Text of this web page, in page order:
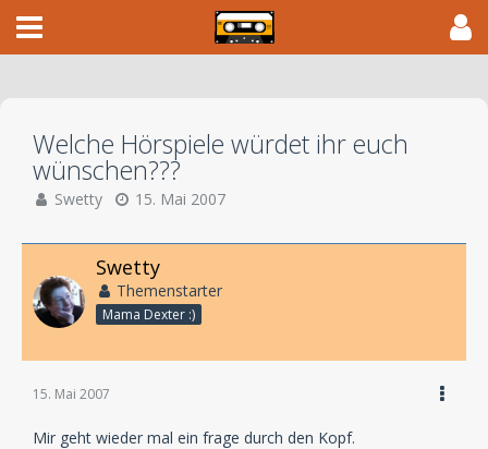
Welche Hörspiele würdet ihr euch
wünschen???
Swetty 15. Mai 2007
Swetty
Themenstarter
Mama Dexter :)
15. Mai 2007
Mir geht wieder mal ein frage durch den Kopf.